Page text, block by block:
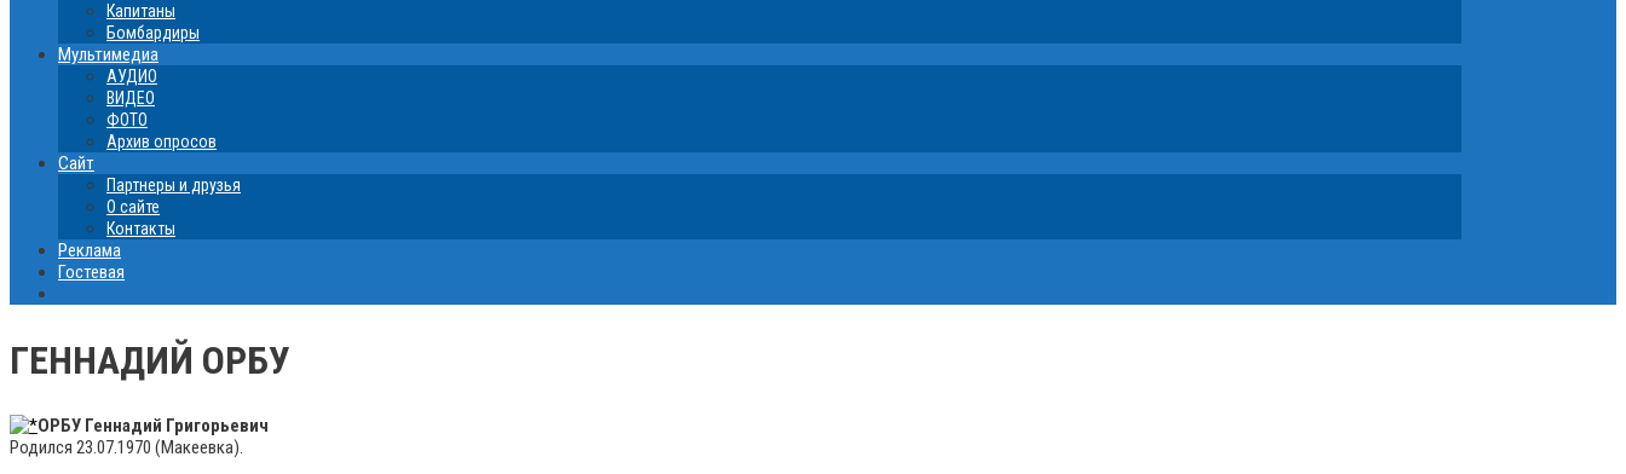
Капитаны
Бомбардиры
Мультимедиа
АУДИО
ВИДЕО
ФОТО
Архив опросов
Сайт
Партнеры и друзья
О сайте
Контакты
Реклама
Гостевая
ГЕННАДИЙ ОРБУ
ОРБУ Геннадий Григорьевич
Родился 23.07.1970 (Макеевка).